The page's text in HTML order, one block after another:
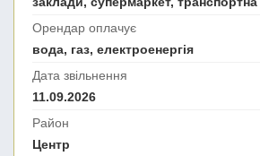
Орендар оплачує
вода, газ, електроенергія
Дата звільнення
11.09.2026
Район
Центр